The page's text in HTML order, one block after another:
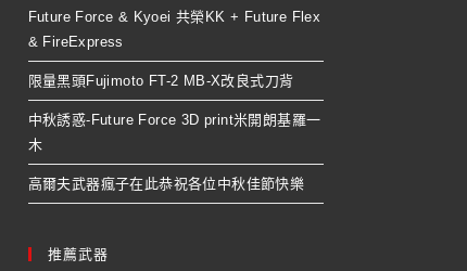
Future Force & Kyoei 共榮KK + Future Flex
& FireExpress
限量黑頭Fujimoto FT-2 MB-X改良式刀背
中秋誘惑-Future Force 3D print米開朗基羅一
木
高爾夫武器瘋子在此恭祝各位中秋佳節快樂
推薦武器